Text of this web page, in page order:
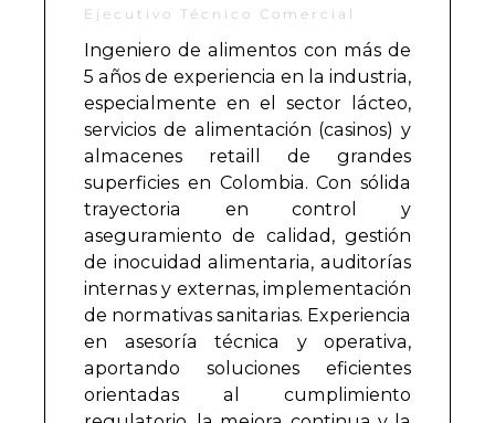
Ejecutivo Técnico Comercial
Ingeniero de alimentos con más de
5 años de experiencia en la industria,
especialmente en el sector lácteo,
servicios de alimentación (casinos) y
almacenes retaill de grandes
superficies en Colombia. Con sólida
trayectoria en control y
aseguramiento de calidad, gestión
de inocuidad alimentaria, auditorías
internas y externas, implementación
de normativas sanitarias. Experiencia
en asesoría técnica y operativa,
aportando soluciones eficientes
orientadas al cumplimiento